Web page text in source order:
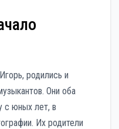
родились и
Они оба
с юных лет, в
Их родители